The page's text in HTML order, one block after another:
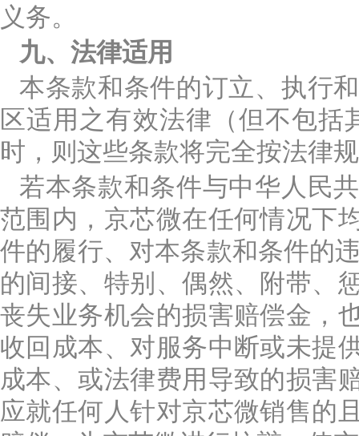
义务。
九、法律适用
本条款和条件的订立、执行
区适用之有效法律（但不包
时，则这些条款将完全按法律
若本条款和条件与中华人民
范围内，京芯微在任何情况下
件的履行、对本条款和条件的
的间接、特别、偶然、附带、
丧失业务机会的损害赔偿金，
收回成本、对服务中断或未提
成本、或法律费用导致的损害
应就任何人针对京芯微销售的